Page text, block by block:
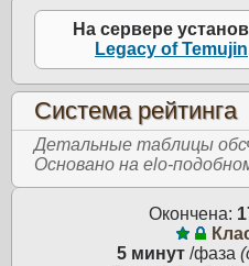
На сервере
Legacy of Temujin
Система рейтинга
Детальные таблицы
Основано на elo-
Окончена:
5 минут/фаза